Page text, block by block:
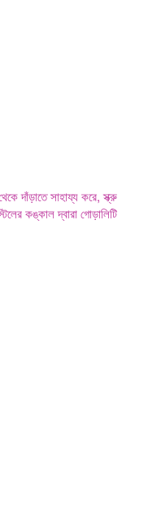
দাঁড়াতে সাহায্য করে, স্ক্রু
কঙ্কাল দ্বারা গোড়ালিটি